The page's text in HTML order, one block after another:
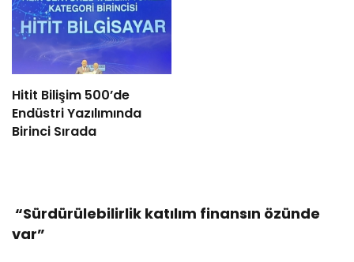
Hitit Bilişim 500’de
Endüstri Yazılımında
Birinci Sırada
“Sürdürülebilirlik katılım finansın özünde
var”